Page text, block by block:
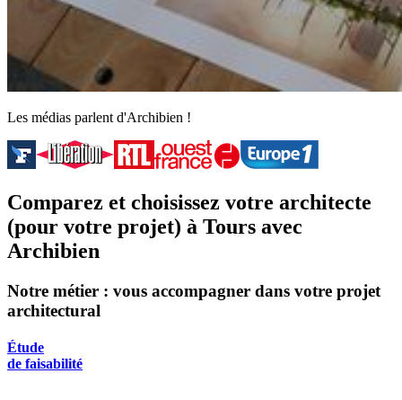
Les médias parlent d'Archibien !
Comparez et choisissez votre architecte
(pour votre projet) à Tours avec
Archibien
Notre métier : vous accompagner dans votre projet
architectural
Étude
de faisabilité